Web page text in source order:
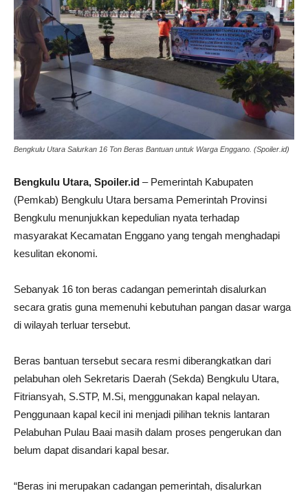
Bengkulu Utara Salurkan 16 Ton Beras Bantuan untuk Warga Enggano. (Spoiler.id)
Bengkulu Utara, Spoiler.id – Pemerintah Kabupaten
(Pemkab) Bengkulu Utara bersama Pemerintah Provinsi
Bengkulu menunjukkan kepedulian nyata terhadap
masyarakat Kecamatan Enggano yang tengah menghadapi
kesulitan ekonomi.
Sebanyak 16 ton beras cadangan pemerintah disalurkan
secara gratis guna memenuhi kebutuhan pangan dasar warga
di wilayah terluar tersebut.
Beras bantuan tersebut secara resmi diberangkatkan dari
pelabuhan oleh Sekretaris Daerah (Sekda) Bengkulu Utara,
Fitriansyah, S.STP, M.Si, menggunakan kapal nelayan.
Penggunaan kapal kecil ini menjadi pilihan teknis lantaran
Pelabuhan Pulau Baai masih dalam proses pengerukan dan
belum dapat disandari kapal besar.
“Beras ini merupakan cadangan pemerintah, disalurkan